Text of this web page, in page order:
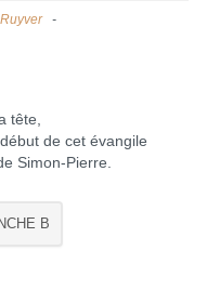
tête,
de cet évangile
Simon-Pierre.
B